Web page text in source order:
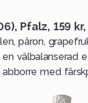
), Pfalz, 159
päron,
välbalanserad
med